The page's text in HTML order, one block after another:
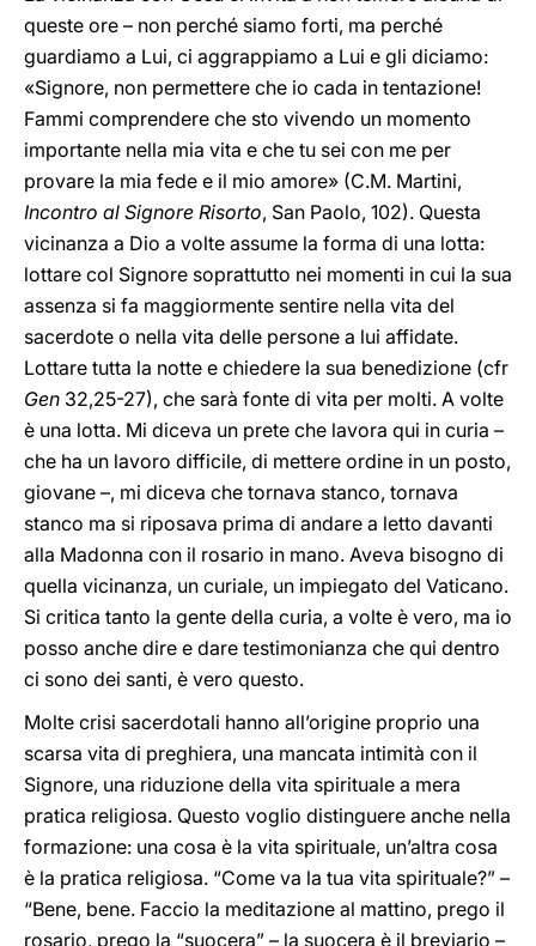
queste ore – non perché siamo forti, ma perché
guardiamo a Lui, ci aggrappiamo a Lui e gli diciamo:
«Signore, non permettere che io cada in tentazione!
Fammi comprendere che sto vivendo un momento
importante nella mia vita e che tu sei con me per
provare la mia fede e il mio amore» (C.M. Martini,
Incontro al Signore Risorto, San Paolo, 102). Questa
vicinanza a Dio a volte assume la forma di una lotta:
lottare col Signore soprattutto nei momenti in cui la sua
assenza si fa maggiormente sentire nella vita del
sacerdote o nella vita delle persone a lui affidate.
Lottare tutta la notte e chiedere la sua benedizione (cfr
Gen 32,25-27), che sarà fonte di vita per molti. A volte
è una lotta. Mi diceva un prete che lavora qui in curia –
che ha un lavoro difficile, di mettere ordine in un posto,
giovane –, mi diceva che tornava stanco, tornava
stanco ma si riposava prima di andare a letto davanti
alla Madonna con il rosario in mano. Aveva bisogno di
quella vicinanza, un curiale, un impiegato del Vaticano.
Si critica tanto la gente della curia, a volte è vero, ma io
posso anche dire e dare testimonianza che qui dentro
ci sono dei santi, è vero questo.
Molte crisi sacerdotali hanno all’origine proprio una
scarsa vita di preghiera, una mancata intimità con il
Signore, una riduzione della vita spirituale a mera
pratica religiosa. Questo voglio distinguere anche nella
formazione: una cosa è la vita spirituale, un’altra cosa
è la pratica religiosa. “Come va la tua vita spirituale?” –
“Bene, bene. Faccio la meditazione al mattino, prego il
rosario, prego la “suocera” – la suocera è il breviario –